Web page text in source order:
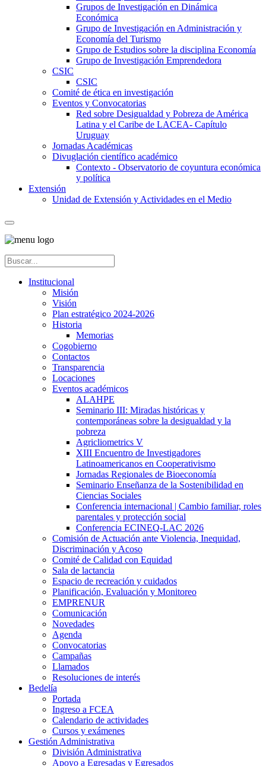
Grupos de Investigación en Dinámica
Económica
Grupo de Investigación en Administración y
Economía del Turismo
Grupo de Estudios sobre la disciplina Economía
Grupo de Investigación Emprendedora
CSIC
CSIC
Comité de ética en investigación
Eventos y Convocatorias
Red sobre Desigualdad y Pobreza de América
Latina y el Caribe de LACEA- Capítulo
Uruguay
Jornadas Académicas
Divuglación científico académico
Contexto - Observatorio de coyuntura económica
y política
Extensión
Unidad de Extensión y Actividades en el Medio
Institucional
Misión
Visión
Plan estratégico 2024-2026
Historia
Memorias
Cogobierno
Contactos
Transparencia
Locaciones
Eventos académicos
ALAHPE
Seminario III: Miradas históricas y
contemporáneas sobre la desigualdad y la
pobreza
Agricliometrics V
XIII Encuentro de Investigadores
Latinoamericanos en Cooperativismo
Jornadas Regionales de Bioeconomía
Seminario Enseñanza de la Sostenibilidad en
Ciencias Sociales
Conferencia internacional | Cambio familiar, roles
parentales y protección social
Conferencia ECINEQ-LAC 2026
Comisión de Actuación ante Violencia, Inequidad,
Discriminación y Acoso
Comité de Calidad con Equidad
Sala de lactancia
Espacio de recreación y cuidados
Planificación, Evaluación y Monitoreo
EMPRENUR
Comunicación
Novedades
Agenda
Convocatorias
Campañas
Llamados
Resoluciones de interés
Bedelía
Portada
Ingreso a FCEA
Calendario de actividades
Cursos y exámenes
Gestión Administrativa
División Administrativa
Apoyo a Egresadas y Egresados